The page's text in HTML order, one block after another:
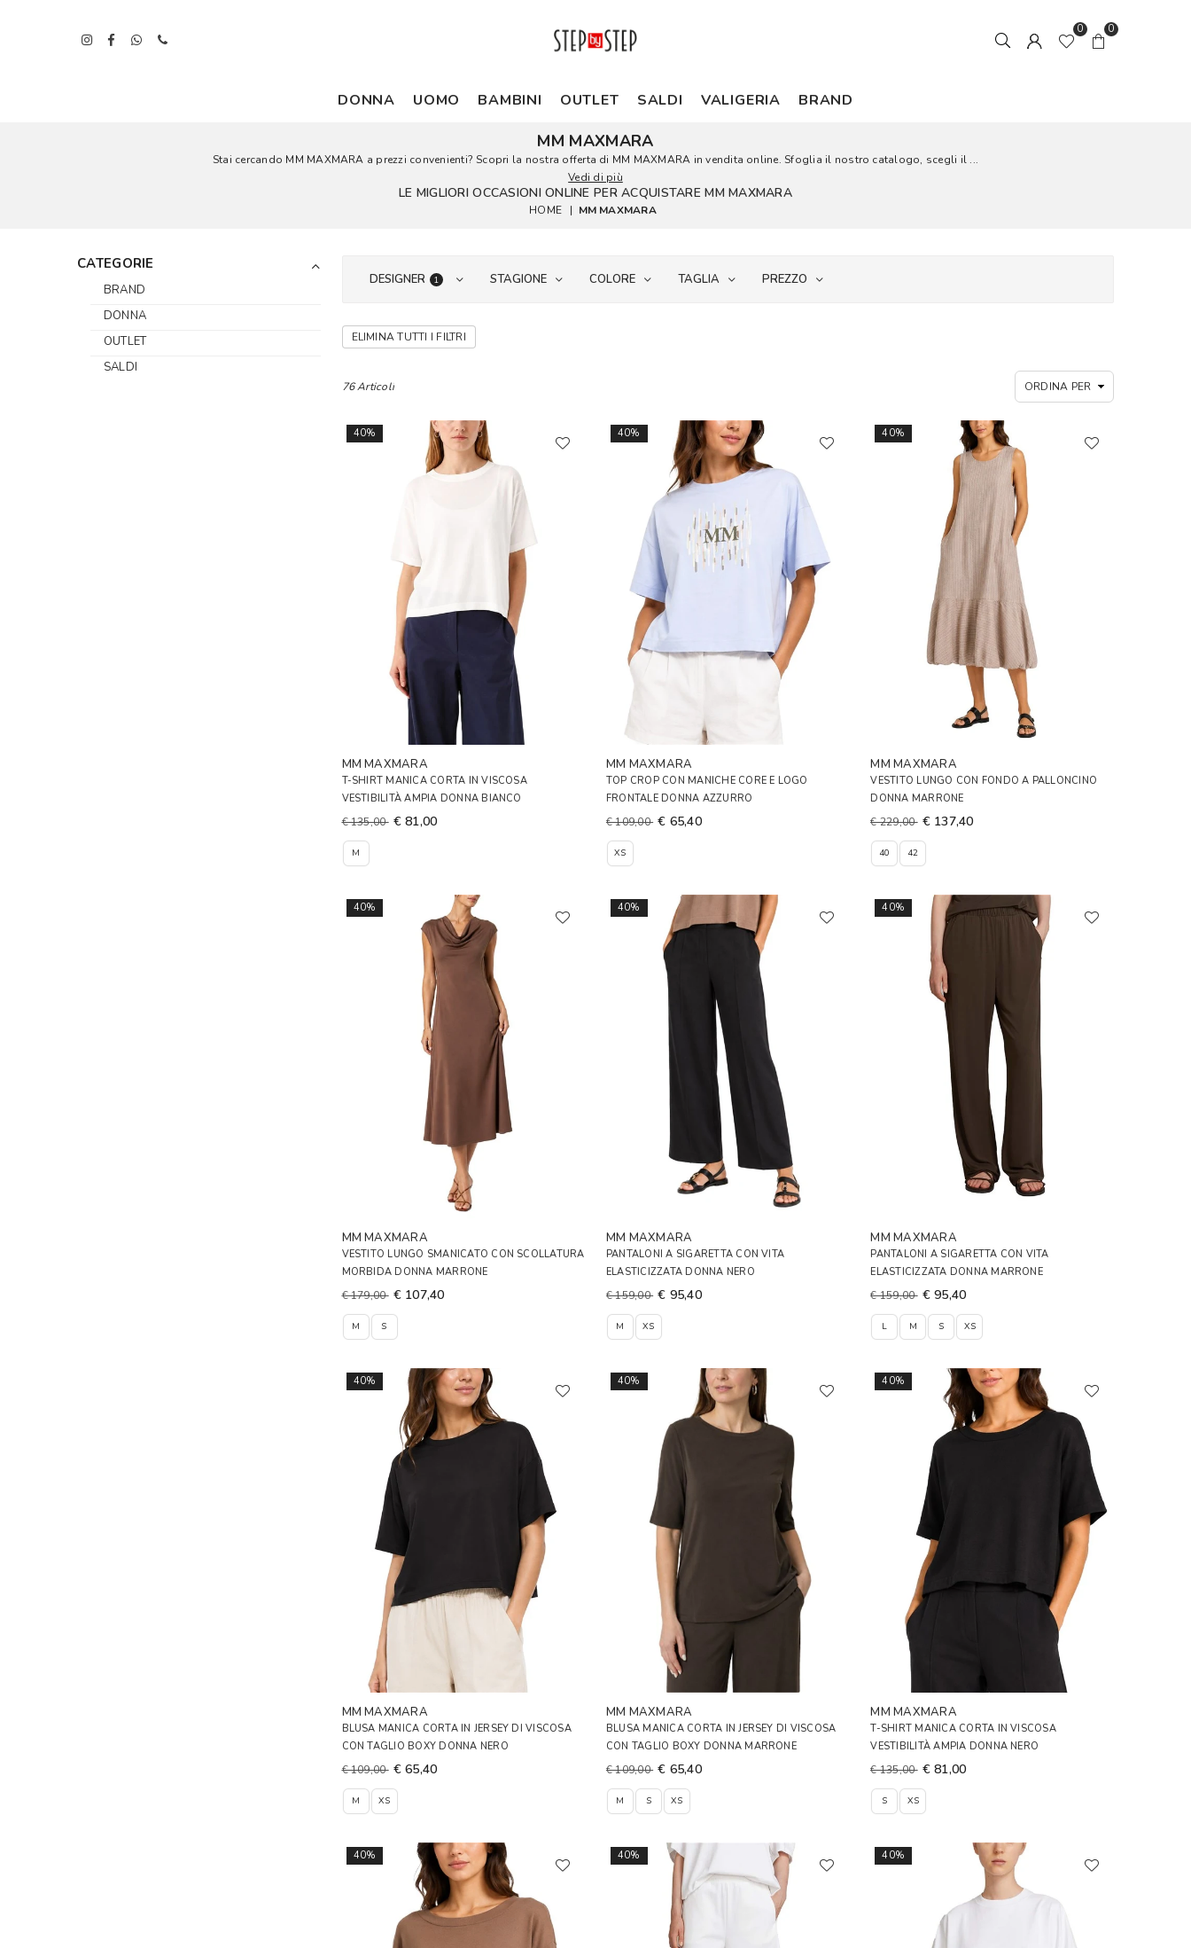
0 0
DONNA UOMO BAMBINI OUTLET SALDI VALIGERIA BRAND
MM MAXMARA
Stai cercando MM MAXMARA a prezzi convenienti? Scopri la nostra offerta di MM MAXMARA in vendita online. Sfoglia il nostro catalogo, scegli il ...
Vedi di più
LE MIGLIORI OCCASIONI ONLINE PER ACQUISTARE MM MAXMARA
HOME | MM MAXMARA
CATEGORIE
BRAND
DONNA
OUTLET
SALDI
DESIGNER 1 STAGIONE COLORE TAGLIA PREZZO
ELIMINA TUTTI I FILTRI
76 Articoli
40%
MM MAXMARA
T-SHIRT MANICA CORTA IN VISCOSA
VESTIBILITÀ AMPIA DONNA BIANCO
€ 135,00 € 81,00
M
40%
MM MAXMARA
TOP CROP CON MANICHE CORE E LOGO
FRONTALE DONNA AZZURRO
€ 109,00 € 65,40
XS
40%
MM MAXMARA
VESTITO LUNGO CON FONDO A PALLONCINO
DONNA MARRONE
€ 229,00 € 137,40
40 42
40%
MM MAXMARA
VESTITO LUNGO SMANICATO CON SCOLLATURA
MORBIDA DONNA MARRONE
€ 179,00 € 107,40
M S
40%
MM MAXMARA
PANTALONI A SIGARETTA CON VITA
ELASTICIZZATA DONNA NERO
€ 159,00 € 95,40
M XS
40%
MM MAXMARA
PANTALONI A SIGARETTA CON VITA
ELASTICIZZATA DONNA MARRONE
€ 159,00 € 95,40
L M S XS
40%
MM MAXMARA
BLUSA MANICA CORTA IN JERSEY DI VISCOSA
CON TAGLIO BOXY DONNA NERO
€ 109,00 € 65,40
M XS
40%
MM MAXMARA
BLUSA MANICA CORTA IN JERSEY DI VISCOSA
CON TAGLIO BOXY DONNA MARRONE
€ 109,00 € 65,40
M S XS
40%
MM MAXMARA
T-SHIRT MANICA CORTA IN VISCOSA
VESTIBILITÀ AMPIA DONNA NERO
€ 135,00 € 81,00
S XS
40% 40% 40%